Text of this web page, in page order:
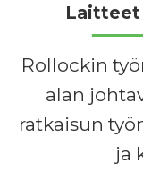
Laitteet
Rollockin
alan
ratkaisun
ja